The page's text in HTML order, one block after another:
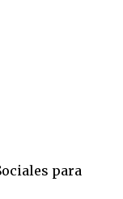
para